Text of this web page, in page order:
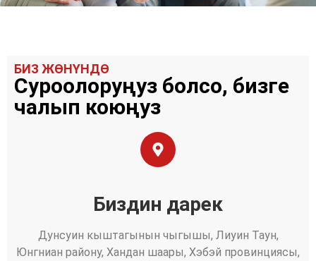
БИЗ ЖӨНҮНДӨ
Суроолоруңуз болсо, бизге
чалып коюңуз
Биздин дарек
Дунсуин кыштагынын чыгышы, Лиуин Таун,
Юнгниан району, Хандан шаары, Хэбэй провинциясы,